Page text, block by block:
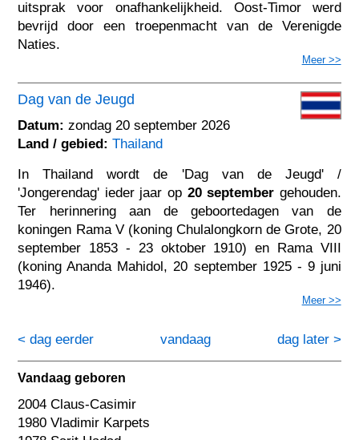
uitsprak voor onafhankelijkheid. Oost-Timor werd
bevrijd door een troepenmacht van de Verenigde
Naties.
Meer >>
Dag van de Jeugd
Datum: zondag 20 september 2026
Land / gebied: Thailand
In Thailand wordt de 'Dag van de Jeugd' /
'Jongerendag' ieder jaar op 20 september gehouden.
Ter herinnering aan de geboortedagen van de
koningen Rama V (koning Chulalongkorn de Grote, 20
september 1853 - 23 oktober 1910) en Rama VIII
(koning Ananda Mahidol, 20 september 1925 - 9 juni
1946).
Meer >>
< dag eerder dag later >
vandaag
Vandaag geboren
2004 Claus-Casimir
1980 Vladimir Karpets